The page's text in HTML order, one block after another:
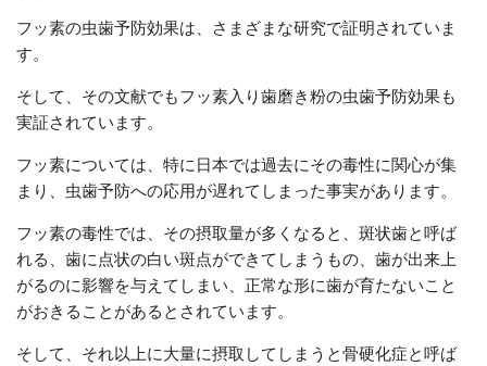
フッ素の虫歯予防効果は、さまざまな研究で証明されていま
す。
そして、その文献でもフッ素入り歯磨き粉の虫歯予防効果も
実証されています。
フッ素については、特に日本では過去にその毒性に関心が集
まり、虫歯予防への応用が遅れてしまった事実があります。
フッ素の毒性では、その摂取量が多くなると、斑状歯と呼ば
れる、歯に点状の白い斑点ができてしまうもの、歯が出来上
がるのに影響を与えてしまい、正常な形に歯が育たないこと
がおきることがあるとされています。
そして、それ以上に大量に摂取してしまうと骨硬化症と呼ば